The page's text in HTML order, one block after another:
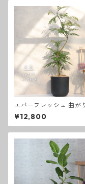
熱帯植物 大型 フィカス
レンシス
エバーフレッシュ 曲が
て ８号 お祝い ギフト
い 新築祝い ラッピング
観葉植物 プレゼント お
¥12,800